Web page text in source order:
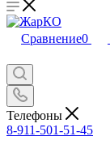
Сравнение0
Телефоны
8-911-501-51-45